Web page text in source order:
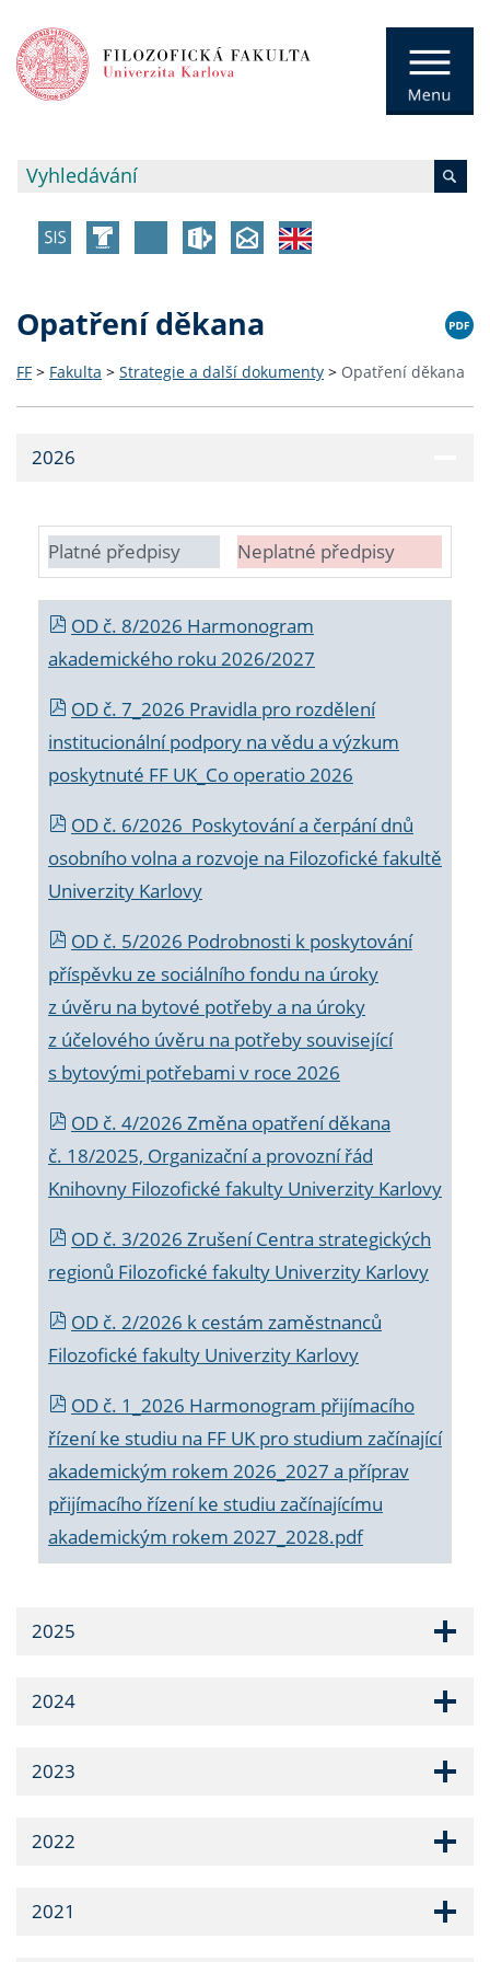
Opatření děkana
FF > Fakulta > Strategie a další dokumenty > Opatření děkana
2026
Platné předpisy Neplatné předpisy
OD č. 8/2026 Harmonogram
akademického roku 2026/2027
OD č. 7_2026 Pravidla pro rozdělení
institucionální podpory na vědu a výzkum
poskytnuté FF UK_Co operatio 2026
OD č. 6/2026 Poskytování a čerpání dnů
osobního volna a rozvoje na Filozofické fakultě
Univerzity Karlovy
OD č. 5/2026 Podrobnosti k poskytování
příspěvku ze sociálního fondu na úroky
z úvěru na bytové potřeby a na úroky
z účelového úvěru na potřeby související
s bytovými potřebami v roce 2026
OD č. 4/2026 Změna opatření děkana
č. 18/2025, Organizační a provozní řád
Knihovny Filozofické fakulty Univerzity Karlovy
OD č. 3/2026 Zrušení Centra strategických
regionů Filozofické fakulty Univerzity Karlovy
OD č. 2/2026 k cestám zaměstnanců
Filozofické fakulty Univerzity Karlovy
OD č. 1_2026 Harmonogram přijímacího
řízení ke studiu na FF UK pro studium začínající
akademickým rokem 2026_2027 a příprav
přijímacího řízení ke studiu začínajícímu
akademickým rokem 2027_2028.pdf
2025
2024
2023
2022
2021